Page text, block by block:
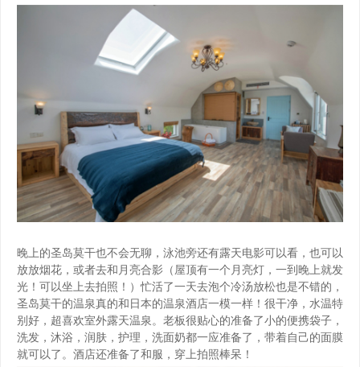
晚上的圣岛莫干也不会无聊，泳池旁还有露天电影可以看，也可以
放放烟花，或者去和月亮合影（屋顶有一个月亮灯，一到晚上就发
光！可以坐上去拍照！）️忙活了一天去泡个冷汤放松也是不错的，
圣岛莫干的温泉真的和日本的温泉酒店一模一样！很干净，水温特
别好，超喜欢室外露天温泉。老板很贴心的准备了小的便携袋子，
洗发，沐浴，润肤，护理，洗面奶都一应准备了，带着自己的面膜
就可以了。酒店还准备了和服，穿上拍照棒呆！